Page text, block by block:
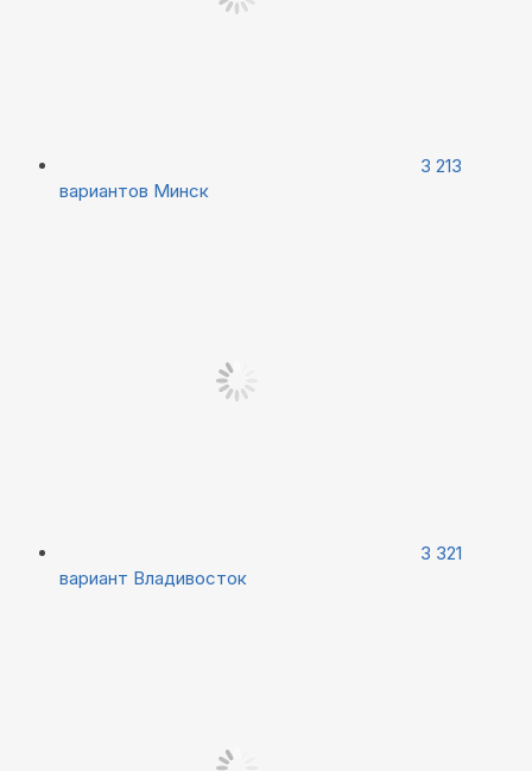
3 213
вариантов Минск
3 321
вариант Владивосток